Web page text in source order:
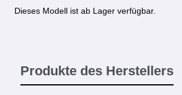
Dieses Modell ist ab Lager verfügbar.
Produkte des Herstellers